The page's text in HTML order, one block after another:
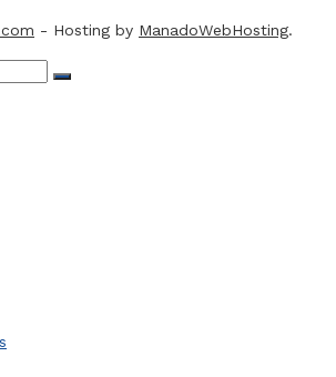
- Hosting by ManadoWebHosting.